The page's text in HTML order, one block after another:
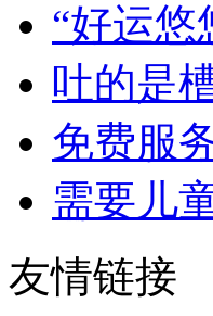
“好运悠
吐的是
免费服
需要儿
友情链接